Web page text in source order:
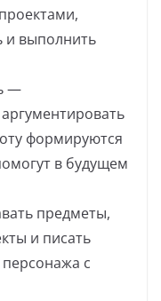
и выполнить
—
формируются
в будущем
предметы,
и писать
с